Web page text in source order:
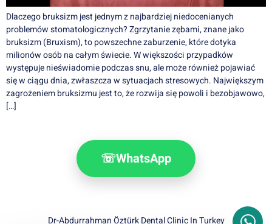
Dlaczego bruksizm jest jednym z najbardziej niedocenianych
problemów stomatologicznych? Zgrzytanie zębami, znane jako
bruksizm (Bruxism), to powszechne zaburzenie, które dotyka
milionów osób na całym świecie. W większości przypadków
występuje nieświadomie podczas snu, ale może również pojawiać
się w ciągu dnia, zwłaszcza w sytuacjach stresowych. Największym
zagrożeniem bruksizmu jest to, że rozwija się powoli i bezobjawowo,
[…]
☏WhatsApp
Dr-Abdurrahman Öztürk Dental Clinic In Turkey